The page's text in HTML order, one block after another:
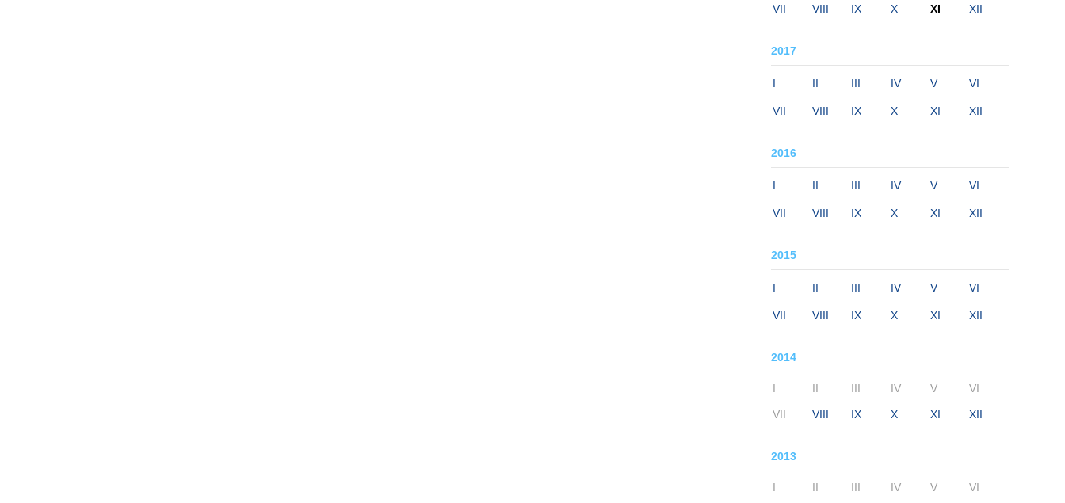
VII VIII IX X XI XII
2017
I II III IV V VI
VII VIII IX X XI XII
2016
I II III IV V VI
VII VIII IX X XI XII
2015
I II III IV V VI
VII VIII IX X XI XII
2014
I II III IV V VI
VII VIII IX X XI XII
2013
I II III IV V
VI